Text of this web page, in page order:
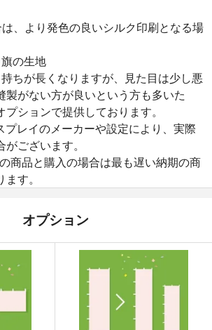
、より発色の良いシルク印刷となる場
の生地
ちが長くなりますが、見た目は少し悪
製がない方が良いという方も多いた
ションで提供しております。
プレイのメーカーや設定により、実際
ございます。
商品と購入の場合は最も遅い納期の商
す。
オプション